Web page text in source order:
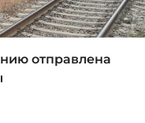
отправлена